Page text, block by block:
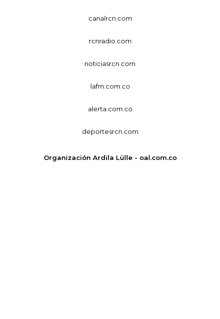
canalrcn.com
rcnradio.com
noticiasrcn.com
lafm.com.co
alerta.com.co
deportesrcn.com
Organización Ardila Lülle - oal.com.co